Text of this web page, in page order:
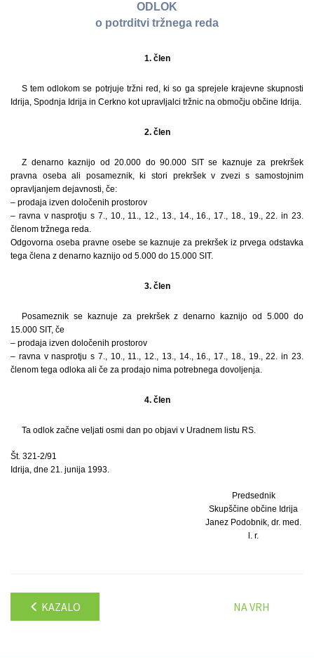
ODLOK
o potrditvi tržnega reda
1. člen
S tem odlokom se potrjuje tržni red, ki so ga sprejele krajevne skupnosti
Idrija, Spodnja Idrija in Cerkno kot upravljalci tržnic na območju občine Idrija.
2. člen
Z denarno kaznijo od 20.000 do 90.000 SIT se kaznuje za prekršek
pravna oseba ali posameznik, ki stori prekršek v zvezi s samostojnim
opravljanjem dejavnosti, če:
– prodaja izven določenih prostorov
– ravna v nasprotju s 7., 10., 11., 12., 13., 14., 16., 17., 18., 19., 22. in 23.
členom tržnega reda.
Odgovorna oseba pravne osebe se kaznuje za prekršek iz prvega odstavka
tega člena z denarno kaznijo od 5.000 do 15.000 SIT.
3. člen
Posameznik se kaznuje za prekršek z denarno kaznijo od 5.000 do
15.000 SIT, če
– prodaja izven določenih prostorov
– ravna v nasprotju s 7., 10., 11., 12., 13., 14., 16., 17., 18., 19., 22. in 23.
členom tega odloka ali če za prodajo nima potrebnega dovoljenja.
4. člen
Ta odlok začne veljati osmi dan po objavi v Uradnem listu RS.
Št. 321-2/91
Idrija, dne 21. junija 1993.
Predsednik
Skupščine občine Idrija
Janez Podobnik, dr. med.
l. r.
KAZALO NA VRH